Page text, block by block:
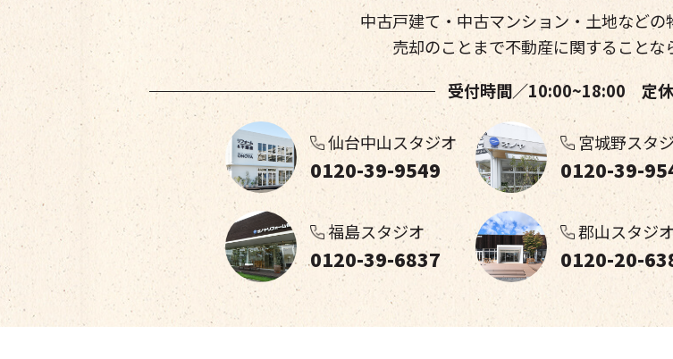
中古戸建て・中古マンション・土地など
売却のことまで不動産に関することな
受付時間／10:00~18:00 定
仙台中山スタジオ
0120-39-9549
宮城野スタ
0120-39-
福島スタジオ
0120-39-6837
郡山スタジオ
0120-20-